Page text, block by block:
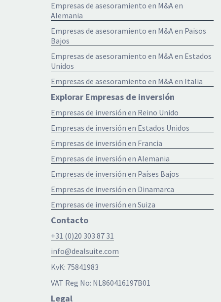
Empresas de asesoramiento en M&A en
Alemania
Empresas de asesoramiento en M&A en Paisos
Bajos
Empresas de asesoramiento en M&A en Estados
Unidos
Empresas de asesoramiento en M&A en Italia
Explorar Empresas de inversión
Empresas de inversión en Reino Unido
Empresas de inversión en Estados Unidos
Empresas de inversión en Francia
Empresas de inversión en Alemania
Empresas de inversión en Países Bajos
Empresas de inversión en Dinamarca
Empresas de inversión en Suiza
Contacto
+31 (0)20 303 87 31
info@dealsuite.com
KvK: 75841983
VAT Reg No: NL860416197B01
Legal